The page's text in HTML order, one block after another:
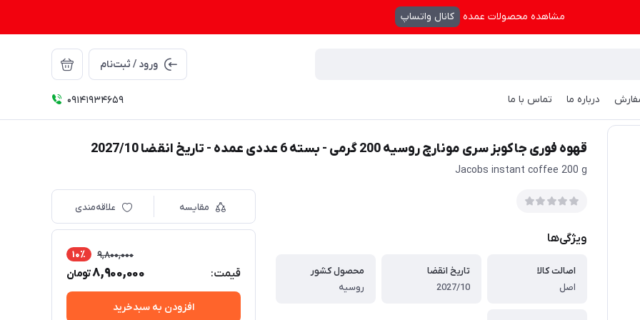
مشاهده محصولات عمده کانال واتساپ
ورود / ثبت‌نام
درباره ما تماس با ما 09141934659 2027/10
قهوه فوری جاکوبز سری مونارچ روسیه 200 گرمی - بسته 6 عددی عمده - تاریخ انقضا 2027/10
Jacobs instant coffee 200 g
ویژگی‌ها
اصالت کالا
اصل
تاریخ انقضا
2027/10
محصول کشور
روسیه
مقایسه علاقه‌مندی
قیمت:
9,800,000 10٪
8,900,000تومان
افزودن به سبدخرید